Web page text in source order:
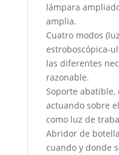
lámpara
amplia.
Cuatro modos
estroboscópica-
las diferentes
razonable.
Soporte abatible,
actuando sobre
como luz de
Abridor de
cuando y donde